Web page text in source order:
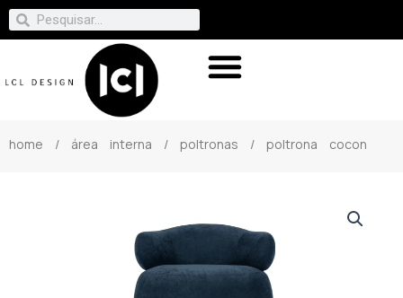
home / área interna / poltronas / poltrona cocon